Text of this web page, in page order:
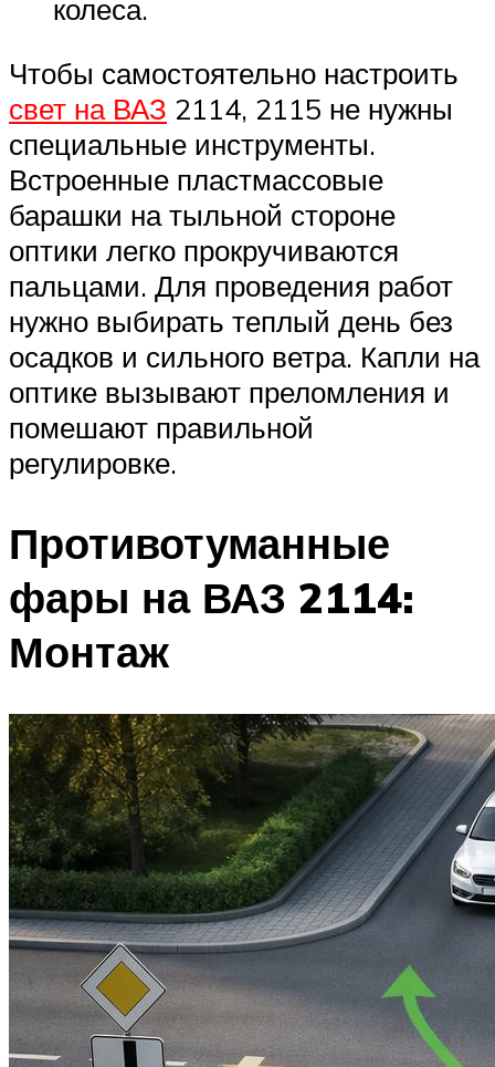
колеса.
Чтобы самостоятельно настроить
свет на ВАЗ 2114, 2115 не нужны
специальные инструменты.
Встроенные пластмассовые
барашки на тыльной стороне
оптики легко прокручиваются
пальцами. Для проведения работ
нужно выбирать теплый день без
осадков и сильного ветра. Капли на
оптике вызывают преломления и
помешают правильной
регулировке.
Противотуманные
фары на ВАЗ 2114:
Монтаж